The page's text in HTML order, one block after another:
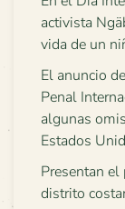
activista
vida de un
El anuncio
Penal
algunas
Estados
Presentan
distrito